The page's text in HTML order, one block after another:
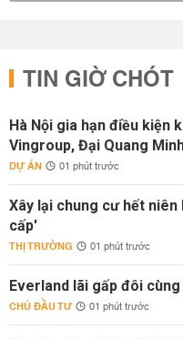
TIN GIỜ CHÓT
Hà Nội gia hạn điều kiện
Vingroup, Đại Quang
DỰ ÁN 01 phút trước
Xây lại chung cư hết
cấp'
THỊ TRƯỜNG 01 phút trước
Everland lãi gấp đôi
CHỦ ĐẦU TƯ 01 phút trước